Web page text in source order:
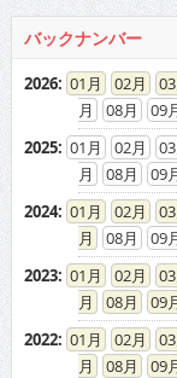
バックナンバー
2026: 01 02 03
08
09
2025: 01 02 03
08
09
2024: 01 02 03
08
09
2023: 01 02 03
08
09
2022: 01 02 03
08
09